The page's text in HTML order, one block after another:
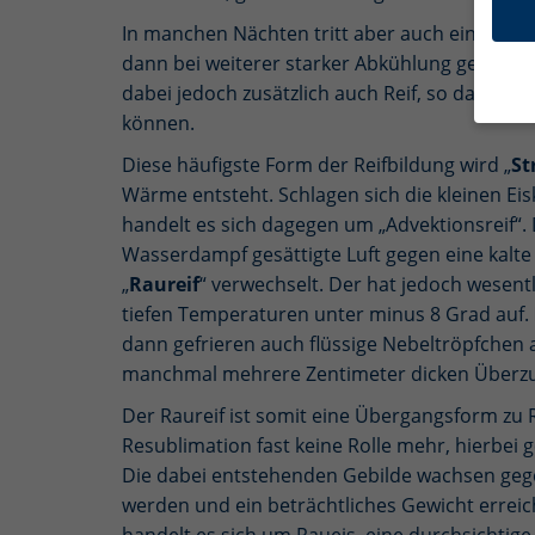
In manchen Nächten tritt aber auch ein
dann bei weiterer starker Abkühlung gefriert
dabei jedoch zusätzlich auch Reif, so dass
können.
Diese häufigste Form der Reifbildung wird „
Wärme entsteht. Schlagen sich die kleinen
handelt es sich dagegen um
Wasserdampf gesättigte Luft gegen eine
„Raureif“ verwechselt. Der hat jedoch
tiefen Temperaturen unter minus 8 Grad
dann gefrieren auch flüssige
manchmal mehrere Zentimeter dicken
Der Raureif ist somit eine Übergangsform zu
Resublimation fast keine Rolle mehr, hierbei
Die dabei entstehenden Gebilde wachsen
werden und ein beträchtliches Gewicht
Hier